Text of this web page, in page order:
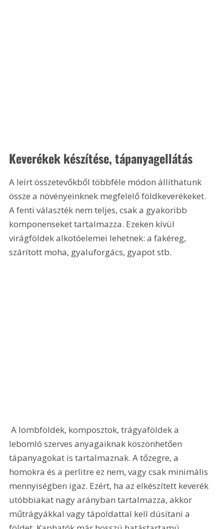
Keverékek készítése, tápanyagellátás
A leírt összetevőkből többféle módon állíthatunk
össze a növényeinknek megfelelő földkeverékeket.
A fenti választék nem teljes, csak a gyakoribb
komponenseket tartalmazza. Ezeken kívül
virágföldek alkotóelemei lehetnek: a fakéreg,
szárított moha, gyaluforgács, gyapot stb.
A lombföldek, komposztok, trágyaföldek a
lebomló szerves anyagaiknak köszönhetően
tápanyagokat is tartalmaznak. A tőzegre, a
homokra és a perlitre ez nem, vagy csak minimális
mennyiségben igaz. Ezért, ha az elkészített keverék
utóbbiakat nagy arányban tartalmazza, akkor
műtrágyákkal vagy tápoldattal kell dúsítani a